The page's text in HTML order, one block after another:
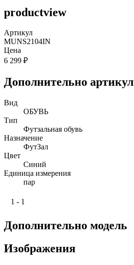
productview
Артикул
MUNS2104IN
Цена
6 299 ₽
Дополнительно артикул
Вид
ОБУВЬ
Тип
Футзальная обувь
Назначение
ФутЗал
Цвет
Синий
Единица измерения
пар
1 - 1
Дополнительно модель
Изображения